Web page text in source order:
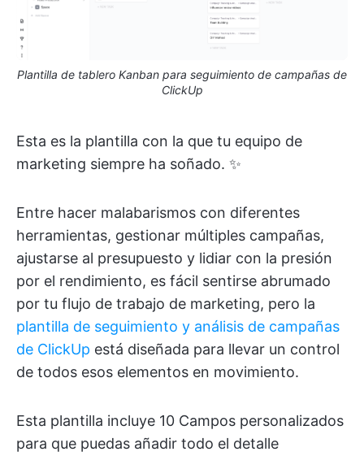
Plantilla de tablero Kanban para seguimiento de campañas de
ClickUp
Esta es la plantilla con la que tu equipo de
marketing siempre ha soñado. ✨
Entre hacer malabarismos con diferentes
herramientas, gestionar múltiples campañas,
ajustarse al presupuesto y lidiar con la presión
por el rendimiento, es fácil sentirse abrumado
por tu flujo de trabajo de marketing, pero la
plantilla de seguimiento y análisis de campañas
de ClickUp está diseñada para llevar un control
de todos esos elementos en movimiento.
Esta plantilla incluye 10 Campos personalizados
para que puedas añadir todo el detalle